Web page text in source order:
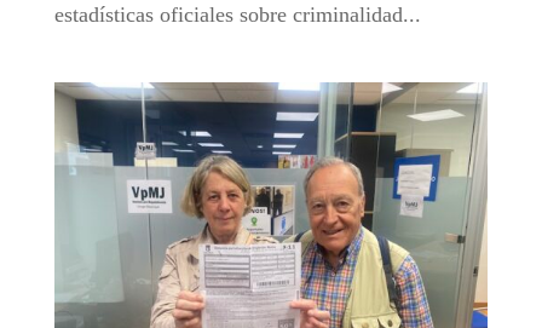
estadísticas oficiales sobre criminalidad...